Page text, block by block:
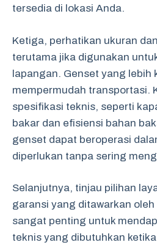
tersedia di lokasi Anda.
Ketiga, perhatikan ukuran
terutama jika digunakan
lapangan. Genset yang lebih
mempermudah transportasi.
spesifikasi teknis, seperti
bakar dan efisiensi bahan
genset dapat beroperasi
diperlukan tanpa sering
Selanjutnya, tinjau pilihan
garansi yang ditawarkan
sangat penting untuk
teknis yang dibutuhkan